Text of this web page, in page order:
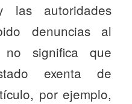
las autoridades
denuncias al
significa que
exenta de
por ejemplo,